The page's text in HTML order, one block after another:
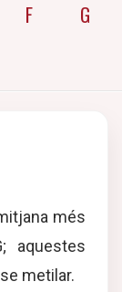
F G
més
aquestes
metilar.